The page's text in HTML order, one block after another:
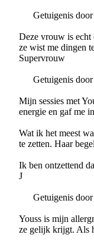
Getuigenis door
Deze vrouw is echt
ze wist me dingen
Supervrouw
Getuigenis door
Mijn sessies met
energie en gaf me
Wat ik het meest
te zetten. Haar
Ik ben ontzettend
J
Getuigenis door
Youss is mijn
ze gelijk krijgt. Als